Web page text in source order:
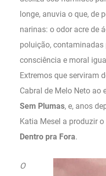
longe, anuvia o que, de
narinas: o odor acre de
poluição,
consciência e moral
Extremos que serviram
Cabral de Melo Neto ao
Sem Plumas, e, anos
Katia Mesel a produzir
Dentro pra Fora.
O